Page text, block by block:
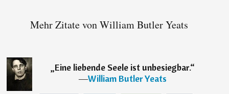
Mehr Zitate von William Butler Yeats
„Eine liebende Seele ist unbesiegbar.“
―William Butler Yeats